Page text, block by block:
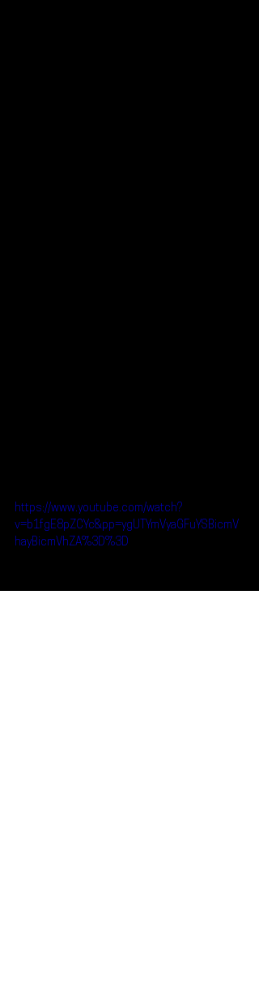
https://www.youtube.com/watch?
v=b1fgE8pZCYc&pp=ygUTYmVyaGFuYSBicmV
hayBicmVhZA%3D%3D